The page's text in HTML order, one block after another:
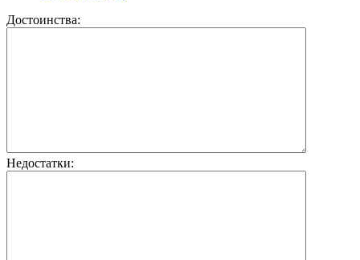
Достоинства:
Недостатки: